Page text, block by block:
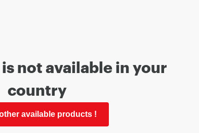
not available in your
country
available products !